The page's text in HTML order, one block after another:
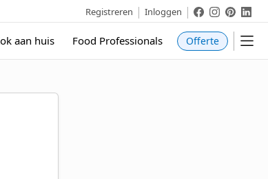
Registreren Inloggen Cateraar.nl
aan huis Food Professionals Offerte